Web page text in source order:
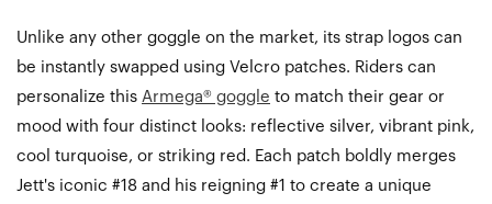
Unlike any other goggle on the market, its strap logos can
be instantly swapped using Velcro patches. Riders can
personalize this Armega® goggle to match their gear or
mood with four distinct looks: reflective silver, vibrant pink,
cool turquoise, or striking red. Each patch boldly merges
Jett's iconic #18 and his reigning #1 to create a unique